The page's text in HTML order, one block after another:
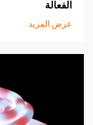
الفعالة
عرض المزيد